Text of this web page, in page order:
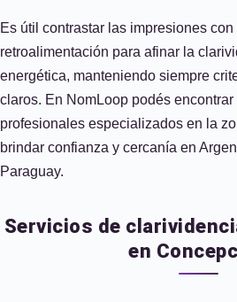
Es útil contrastar las impresiones
retroalimentación para afinar la
energética, manteniendo siempre
claros. En NomLoop podés
profesionales especializados en la
brindar confianza y cercanía en
Paraguay.
Servicios de
en